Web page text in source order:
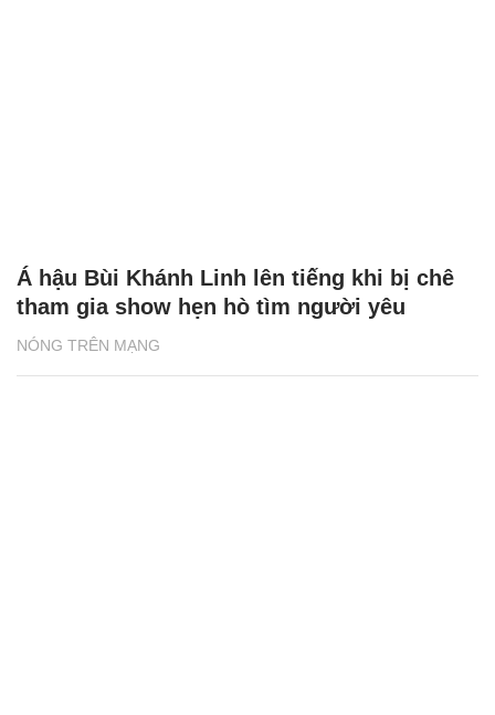
NÓNG TRÊN MẠNG
Á hậu Bùi Khánh Linh lên tiếng khi bị chê
tham gia show hẹn hò tìm người yêu